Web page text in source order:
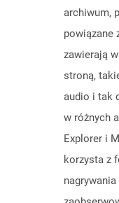
archiwum,
powiązane
zawierają
stroną,
audio i tak
w różnych
Explorer i
korzysta z